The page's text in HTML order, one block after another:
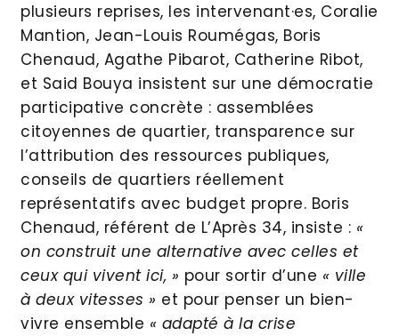
plusieurs reprises, les intervenant·es, Coralie
Mantion, Jean-Louis Roumégas, Boris
Chenaud, Agathe Pibarot, Catherine Ribot,
et Said Bouya insistent sur une démocratie
participative concrète : assemblées
citoyennes de quartier, transparence sur
l’attribution des ressources publiques,
conseils de quartiers réellement
représentatifs avec budget propre. Boris
Chenaud, référent de L’Après 34, insiste : «
on construit une alternative avec celles et
ceux qui vivent ici, » pour sortir d’une « ville
à deux vitesses » et pour penser un bien-
vivre ensemble « adapté à la crise